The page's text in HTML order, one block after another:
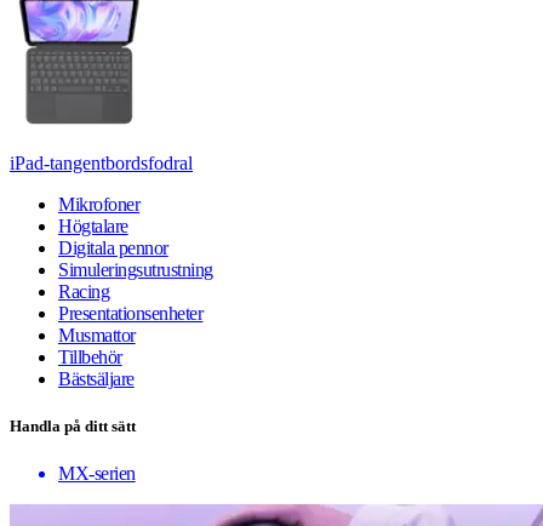
iPad-tangentbordsfodral
Mikrofoner
Högtalare
Digitala pennor
Simuleringsutrustning
Racing
Presentationsenheter
Musmattor
Tillbehör
Bästsäljare
Handla på ditt sätt
MX-serien